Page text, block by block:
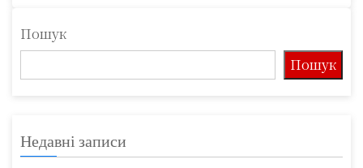
Пошук
Пошук
Недавні записи